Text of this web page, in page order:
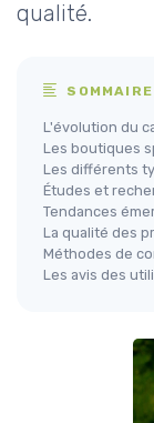
qualité.
SOMMAIRE
L'évolution du
Les boutiques
Les différents
Études et
Tendances
La qualité des
Méthodes de
Les avis des